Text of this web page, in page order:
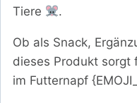
Tiere
.
Ob als Snack,
dieses Produkt sorgt
im Futternapf